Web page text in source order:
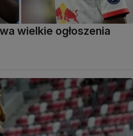
wielkie ogłoszenia